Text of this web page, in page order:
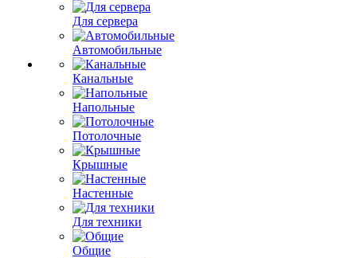
Для сервера
Автомобильные
Канальные
Напольные
Потолочные
Крышные
Настенные
Для техники
Общие